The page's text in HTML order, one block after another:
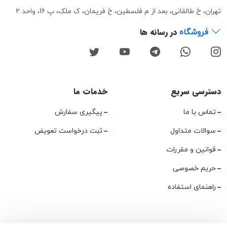
تهران، خ طالقانی، بعد از م فلسطین، خ فریمان، ک ملک، پ 16، واحد 2
فروشگاه در رسانه ها
دسترسی سریع
تماس با ما
سوالات متداول
قوانین و مقررات
حریم خصوصی
راهنمای استفاده
خدمات ما
پیگیری سفارش
ثبت درخواست تعویض